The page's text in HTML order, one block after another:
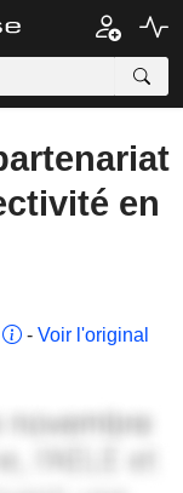
en
- Voir l'original